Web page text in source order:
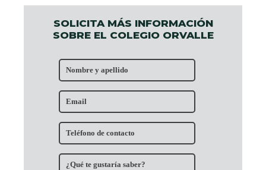
SOLICITA MÁS INFORMACIÓN
SOBRE EL COLEGIO ORVALLE